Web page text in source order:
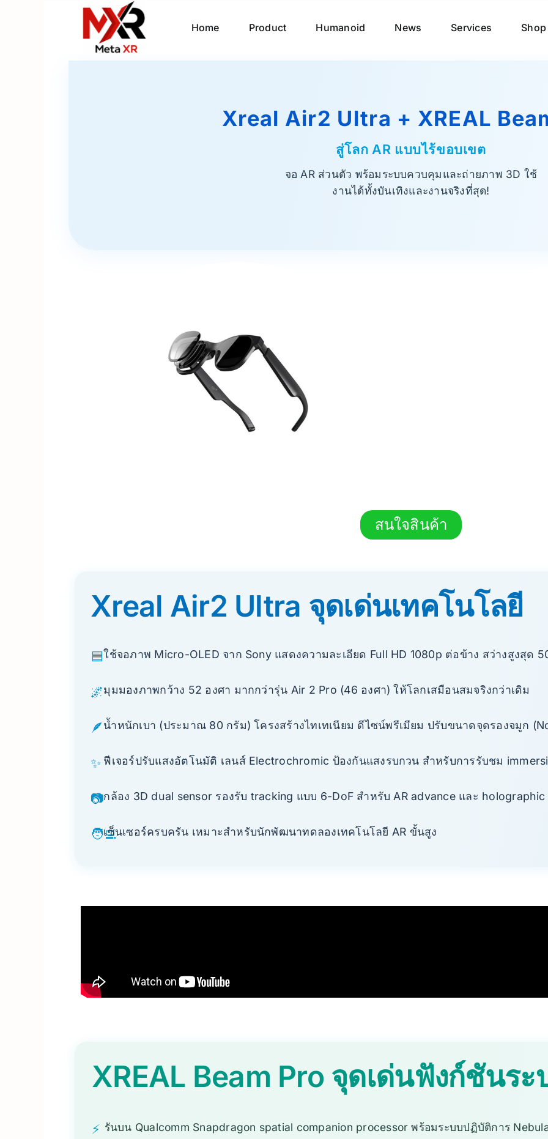
Home Product Humanoid News Services Shop
Xreal Air2 Ultra + XREAL
สู่โลก AR แบบไร้ขอบเขต
จอ AR ส่วนตัว พร้อมระบบควบคุมและถ่ายภาพ 3D ใช้
งานได้ทั้งบันเทิงและงานจริงที่สุด!
สนใจสินค้า
Xreal Air2 Ultra จุดเด่นเทคโนโลยี
🟦ใช้จอภาพ Micro-OLED จาก Sony แสดงความละเอียด Full HD 1080p ต่อข้าง สว่างสูงสุด
🌌มุมมองภาพกว้าง 52 องศา มากกว่ารุ่น Air 2 Pro (46 องศา) ให้โลกเสมือนสมจริงกว่าเดิม
🪶น้ำหนักเบา (ประมาณ 80 กรัม) โครงสร้างไทเทเนียม ดีไซน์พรีเมียม ปรับขนาดจุดรองจมูก
✨ ฟีเจอร์ปรับแสงอัตโนมัติ เลนส์ Electrochromic ป้องกันแสงรบกวน สำหรับการรับชม
📷กล้อง 3D dual sensor รองรับ tracking แบบ 6-DoF สำหรับ AR advance และ holographic
🧑‍💻เซ็นเซอร์ครบครัน เหมาะสำหรับนักพัฒนาทดลองเทคโนโลยี AR ขั้นสูง
XREAL Beam Pro จุดเด่นฟังก์ชันระ
⚡ รันบน Qualcomm Snapdragon spatial companion processor พร้อมระบบปฏิบัติการ